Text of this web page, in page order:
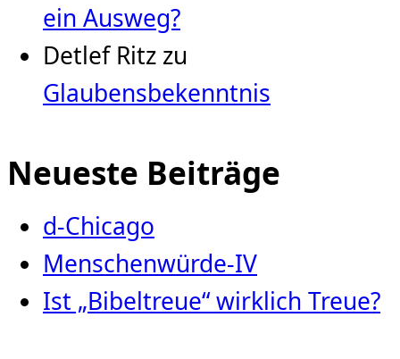
ein Ausweg?
Detlef Ritz zu
Glaubensbekenntnis
Neueste Beiträge
d-Chicago
Menschenwürde-IV
Ist „Bibeltreue“ wirklich Treue?